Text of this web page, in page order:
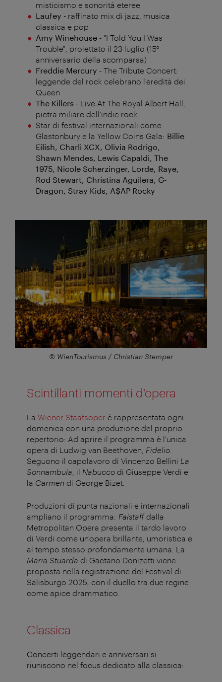
misticismo e sonorità eteree
Laufey - raffinato mix di jazz, musica
classica e pop
Amy Winehouse- "I Told You I Was
Trouble", proiettato il 23 luglio (15°
anniversario della scomparsa)
Freddie Mercury - The Tribute Concert:
leggende del rock celebrano l'eredità dei
Queen
The Killers - Live At The Royal Albert Hall,
pietra miliare dell'indie rock
Star di festival internazionali come
Glastonbury e la Yellow Coins Gala: Billie
Eilish, Charli XCX, Olivia Rodrigo,
Shawn Mendes, Lewis Capaldi, The
1975, Nicole Scherzinger, Lorde, Raye,
Rod Stewart, Christina Aguilera, G-
Dragon, Stray Kids, A$AP Rocky
© WienTourismus / Christian Stemper
Scintillanti momenti d'opera
La Wiener Staatsoper è rappresentata ogni
domenica con una produzione del proprio
repertorio: Ad aprire il programma è l'unica
opera di Ludwig van Beethoven, Fidelio
Seguono il capolavoro di Vincenzo Bellini La
Sonnambula , il Nabucco di Giuseppe Verdi e
la Carmen di George Bizet.
Produzioni di punta nazionali e internazionali
ampliano il programma: Falstaffdalla
Metropolitan Opera presenta il tardo lavoro
di Verdi come un'opera brillante, umoristica e
al tempo stesso profondamente umana. La
Maria Stuarda di Gaetano Donizetti viene
proposta nella registrazione del Festival di
Salisburgo 2025, con il duello tra due regine
come apice drammatico.
Classica
Concerti leggendari e anniversari si
riuniscono nel focus dedicato alla classica: